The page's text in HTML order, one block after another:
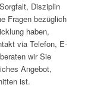
Disziplin
Fragen bezüglich
haben,
via Telefon, E-
wir Sie
Angebot,
ist.